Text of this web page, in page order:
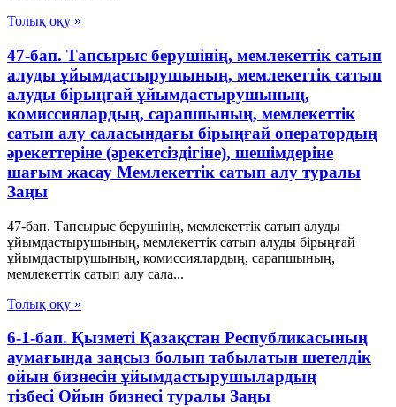
Толық оқу »
47-бап. Тапсырыс берушінің, мемлекеттік сатып
алуды ұйымдастырушының, мемлекеттік сатып
алуды бірыңғай ұйымдастырушының,
комиссиялардың, сарапшының, мемлекеттік
сатып алу саласындағы бірыңғай оператордың
әрекеттеріне (әрекетсіздігіне), шешімдеріне
шағым жасау Мемлекеттiк сатып алу туралы
Заңы
47-бап. Тапсырыс берушінің, мемлекеттік сатып алуды
ұйымдастырушының, мемлекеттік сатып алуды бірыңғай
ұйымдастырушының, комиссиялардың, сарапшының,
мемлекеттік сатып алу сала...
Толық оқу »
6-1-бап. Қызметі Қазақстан Республикасының
аумағында заңсыз болып табылатын шетелдік
ойын бизнесін ұйымдастырушылардың
тізбесі Ойын бизнесі туралы Заңы